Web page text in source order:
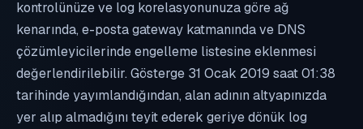
kontrolünüze ve log korelasyonunuza göre ağ
kenarında, e-posta gateway katmanında ve DNS
çözümleyicilerinde engelleme listesine eklenmesi
değerlendirilebilir. Gösterge 31 Ocak 2019 saat 01:38
tarihinde yayımlandığından, alan adının altyapınızda
yer alıp almadığını teyit ederek geriye dönük log